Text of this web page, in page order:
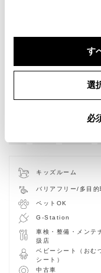
す
選
必
キッズルーム
バリアフリー/多目的
ペットOK
G-Station
車検・整備・メンテ
扱店
ベビーシート（おむ
シート）
中古車